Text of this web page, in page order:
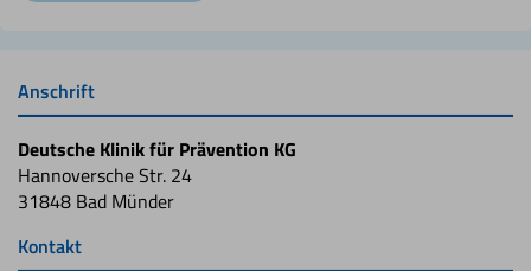
Anschrift
Deutsche Klinik für Prävention KG
Hannoversche Str. 24
31848 Bad Münder
Kontakt